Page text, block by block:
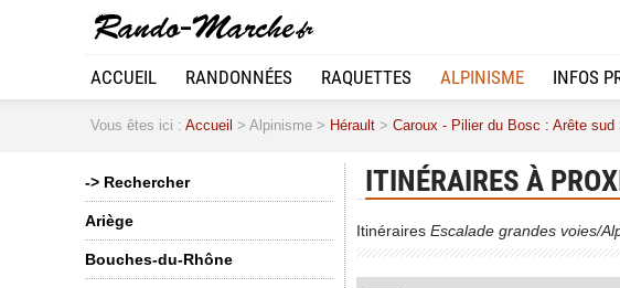
ACCUEIL RANDONNÉES RAQUETTES ALPINISME INFOS
Vous êtes ici : Accueil > Alpinisme > Hérault > Caroux - Pilier du Bosc : Arête sud
-> Rechercher
Ariège
Bouches-du-Rhône
ITINÉRAIRES À
Itinéraires Escalade grandes voies/